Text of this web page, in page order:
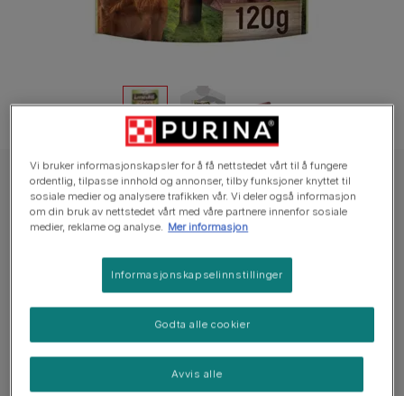
ADVENTUROS® Sticks med smak av Bøffel
ADVENTUROS® Sticks med smak av Bøffel
Sticks.
Vi bruker informasjonskapsler for å få nettstedet vårt til å fungere
ordentlig, tilpasse innhold og annonser, tilby funksjoner knyttet til
sosiale medier og analysere trafikken vår. Vi deler også informasjon
om din bruk av nettstedet vårt med våre partnere innenfor sosiale
medier, reklame og analyse. Mer informasjon
Informasjonskapselinnstillinger
Avvis alle
Godta alle cookier